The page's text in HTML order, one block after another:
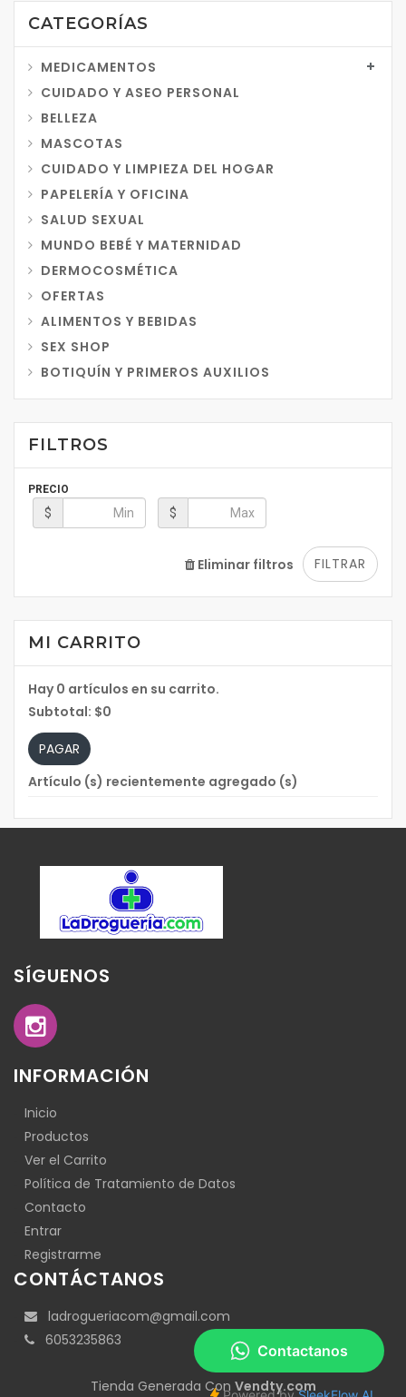
CATEGORÍAS
MEDICAMENTOS
CUIDADO Y ASEO PERSONAL
BELLEZA
MASCOTAS
CUIDADO Y LIMPIEZA DEL HOGAR
PAPELERÍA Y OFICINA
SALUD SEXUAL
MUNDO BEBÉ Y MATERNIDAD
DERMOCOSMÉTICA
OFERTAS
ALIMENTOS Y BEBIDAS
SEX SHOP
BOTIQUÍN Y PRIMEROS AUXILIOS
FILTROS
PRECIO
$ $
FILTRAR
Eliminar filtros
MI CARRITO
Hay0 artículos en su carrito.
Subtotal: $0
PAGAR
Artículo (s) recientemente agregado (s)
SÍGUENOS
INFORMACIÓN
Inicio
Productos
Ver el Carrito
Política de Tratamiento de Datos
Contacto
Entrar
Registrarme
CONTÁCTANOS
ladrogueriacom@gmail.com
6053235863
Tienda Generada Con Vendty.com